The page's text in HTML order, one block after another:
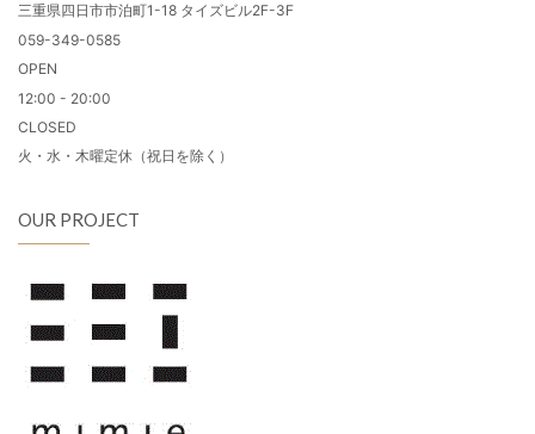
三重県四日市市泊町1-18 タイズビル2F-3F
059-349-0585
OPEN
12:00 - 20:00
CLOSED
火・水・木曜定休（祝日を除く）
OUR PROJECT